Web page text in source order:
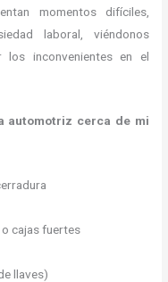
momentos difíciles,
laboral, viéndonos
los inconvenientes en el
automotriz cerca de mi
cajas fuertes
llaves)